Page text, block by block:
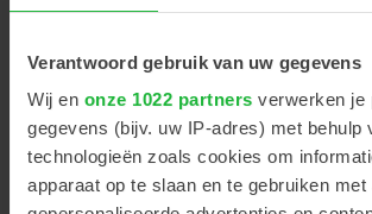
Verantwoord gebruik van uw gegevens
Wij en onze 1022 partners verwerken je
gegevens (bijv. uw IP-adres) met behulp
technologieën zoals cookies om
apparaat op te slaan en te gebruiken met